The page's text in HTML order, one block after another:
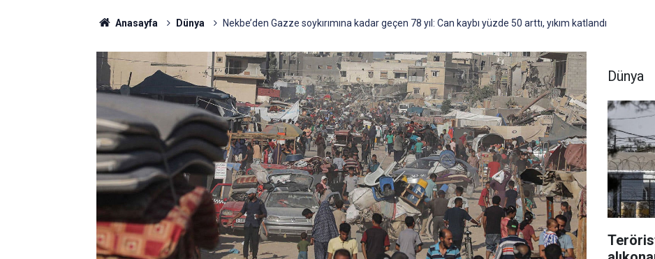
Anasayfa Dünya Nekbe’den Gazze soykırımına kadar geçen 78 yıl: Can kaybı yüzde 50 arttı, yıkım katlandı
Dünya